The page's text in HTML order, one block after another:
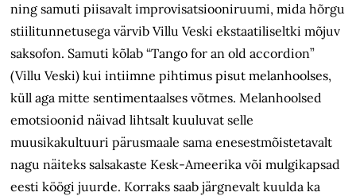
ning samuti piisavalt improvisatsiooniruumi, mida hõrgu
stiilitunnetusega värvib Villu Veski ekstaatiliseltki mõjuv
saksofon. Samuti kõlab “Tango for an old accordion”
(Villu Veski) kui intiimne pihtimus pisut melanhoolses,
küll aga mitte sentimentaalses võtmes. Melanhoolsed
emotsioonid näivad lihtsalt kuuluvat selle
muusikakultuuri pärusmaale sama enesestmõistetavalt
nagu näiteks salsakaste Kesk-Ameerika või mulgikapsad
eesti köögi juurde. Korraks saab järgnevalt kuulda ka